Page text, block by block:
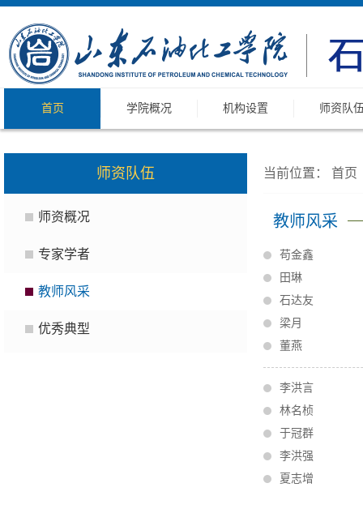
首页 学院概况 机构设置 师资队
师资队伍
师资概况
专家学者
教师风采
优秀典型
当前位置： 首页
教师风采
苟金鑫
田琳
石达友
梁月
董燕
李洪言
林名桢
于冠群
李洪强
夏志增